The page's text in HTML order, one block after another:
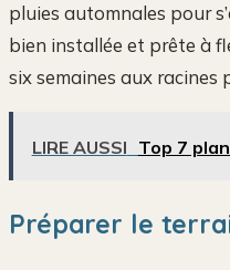
pluies automnales pour
bien installée et prête à
six semaines aux racines
LIRE AUSSI Top 7
Préparer le